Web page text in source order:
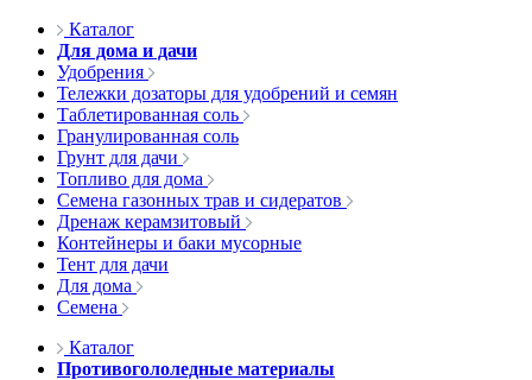
Каталог
Для дома и дачи
Удобрения
Тележки дозаторы для удобрений и семян
Таблетированная соль
Гранулированная соль
Грунт для дачи
Топливо для дома
Семена газонных трав и сидератов
Дренаж керамзитовый
Контейнеры и баки мусорные
Тент для дачи
Для дома
Семена
Каталог
Противогололедные материалы